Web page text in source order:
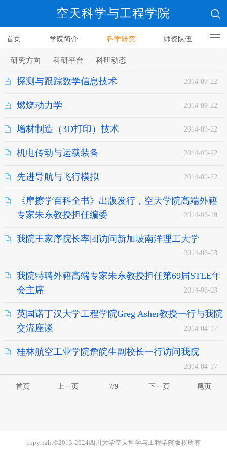
空天科学与工程学院
首页 学院简介 科学研究 师资队伍
人才培养
研究方向 科研平台 科研动态
探测与跟踪数学信息技术 2014-09-22
燃烧动力学 2014-09-22
增材制造（3D打印）技术 2014-09-22
机电传动与运载装备 2014-09-22
先进导航与飞行模拟 2014-09-22
《摩擦学百科全书》出版发行，空天学院高端外籍
专家朱东教授担任编委
2014-06-18
我院王家序院长率团访问新加坡南洋理工大学
2014-06-03
我院特聘外籍高端专家朱东教授担任第69届STLE年
会主席
2014-06-03
英国诺丁汉大学工程学院Greg Asher教授一行与我院
交流座谈
2014-04-17
桂林航空工业学院詹皖生副校长一行访问我院
2014-04-17
首页 上一页 7/9 下一页 尾页
copyright©2013-2024四川大学空天科学与工程学院版权所有